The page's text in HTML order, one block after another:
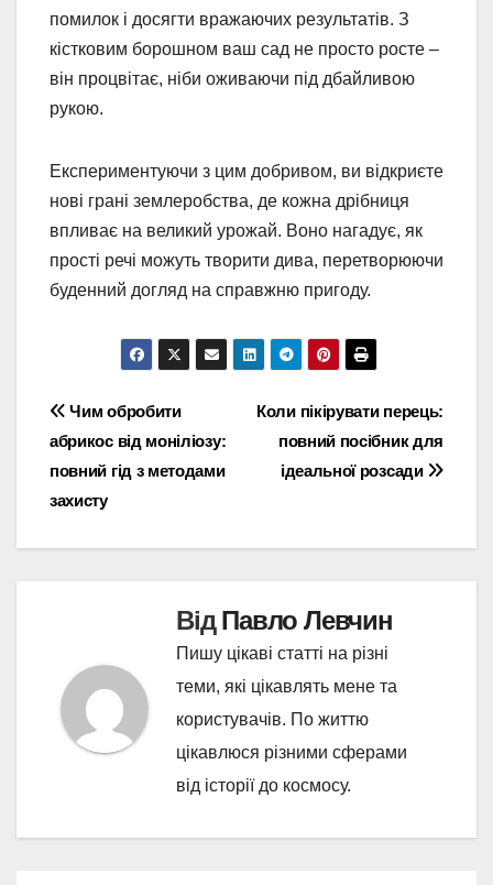
помилок і досягти вражаючих результатів. З
кістковим борошном ваш сад не просто росте –
він процвітає, ніби оживаючи під дбайливою
рукою.
Експериментуючи з цим добривом, ви відкриєте
нові грані землеробства, де кожна дрібниця
впливає на великий урожай. Воно нагадує, як
прості речі можуть творити дива, перетворюючи
буденний догляд на справжню пригоду.
Навігація
записів
Коли пікірувати перець:
повний посібник для
ідеальної розсади
Чим обробити
абрикос від моніліозу:
повний гід з методами
захисту
ВідПавло Левчин
Пишу цікаві статті на різні
теми, які цікавлять мене та
користувачів. По життю
цікавлюся різними сферами
від історії до космосу.